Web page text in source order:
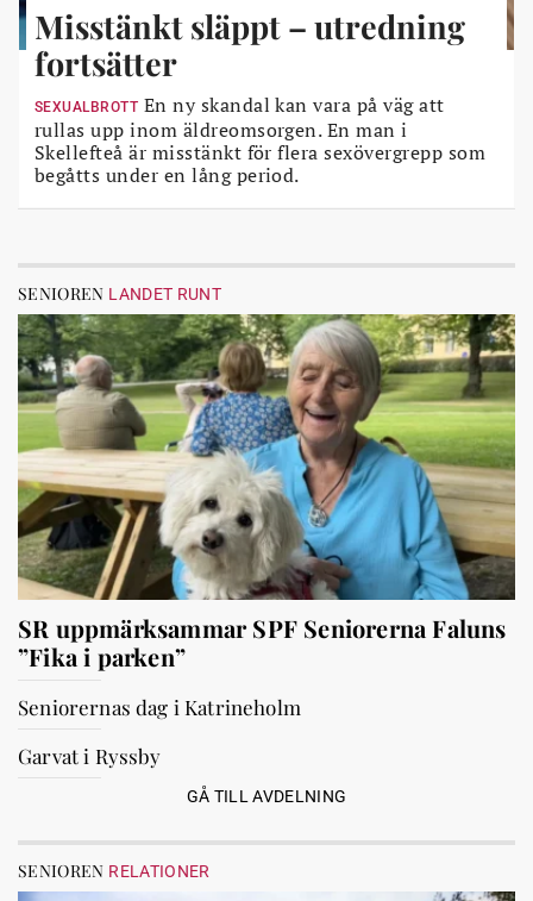
Misstänkt släppt – utredning
fortsätter
SEXUALBROTT En ny skandal kan vara på väg att
rullas upp inom äldreomsorgen. En man i
Skellefteå är misstänkt för flera sexövergrepp som
begåtts under en lång period.
SENIOREN LANDET RUNT
SR uppmärksammar SPF Seniorerna Faluns
”Fika i parken”
Seniorernas dag i Katrineholm
Garvat i Ryssby
GÅ TILL AVDELNING
SENIOREN RELATIONER